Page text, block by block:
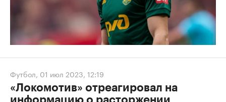
Футбол, 01 июл 2023, 12:19
«Локомотив» отреагировал на